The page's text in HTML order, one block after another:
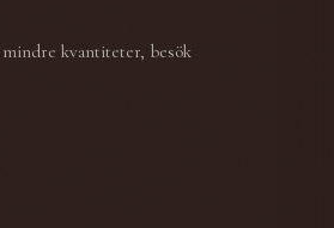
kvantiteter, besök